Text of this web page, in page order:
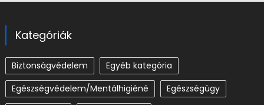
Kategóriák
Biztonságvédelem
Egyéb kategória
Egészségvédelem/Mentálhigiéné
Egészségügy